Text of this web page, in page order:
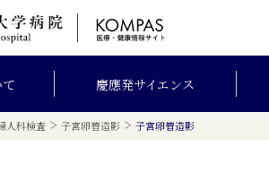
慶應発サイエンス
人科検査 > 子宮卵管造影 > 子宮卵管造影